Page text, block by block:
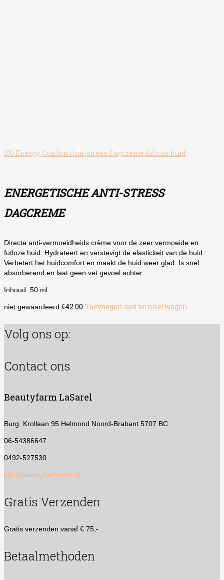
109 Energy Confort Anti-stress Dagcrème futloze huid
ENERGETISCHE ANTI-STRESS
DAGCREME
Directe anti-vermoeidheids crème voor de zeer vermoeide en
futloze huid. Hydrateert en verstevigt de elasticiteit van de huid.
Verbetert het huidcomfort en maakt de huid weer glad. Is snel
absorberend en laat geen vet gevoel achter.
Inhoud: 50 ml.
niet gewaardeerd €42.00 Toevoegen aan winkelwagen
Volg ons op:
Contact ons
Beautyfarm LaSarel
Burg. Krollaan 95 Helmond Noord-Brabant 5707 BC
06-54386647
0492-527530
info@beautyhelmond.nl
Gratis Verzenden
Gratis verzenden vanaf € 75,-
Betaalmethoden